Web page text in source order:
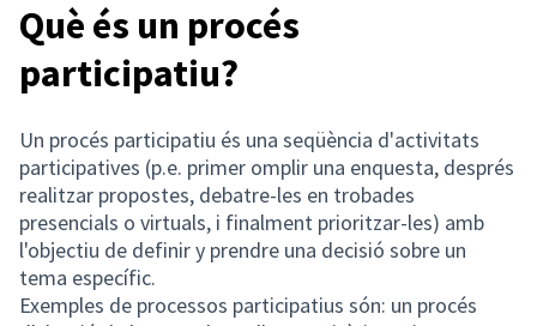
Què és un procés
participatiu?
Un procés participatiu és una seqüència d'activitats
participatives (p.e. primer omplir una enquesta, després
realitzar propostes, debatre-les en trobades
presencials o virtuals, i finalment prioritzar-les) amb
l'objectiu de definir y prendre una decisió sobre un
tema específic.
Exemples de processos participatius són: un procés